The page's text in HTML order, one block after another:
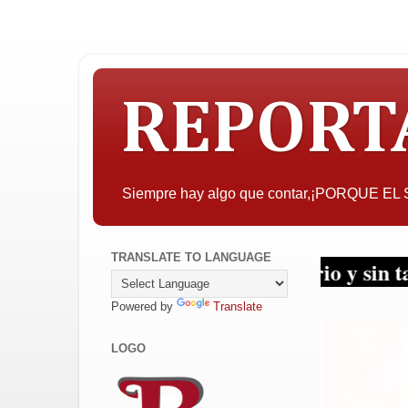
Siempre hay algo que contar,¡PORQUE
objetividad con criterio y sin tapujos...
TRANSLATE TO LANGUAGE
Powered by Translate
LOGO